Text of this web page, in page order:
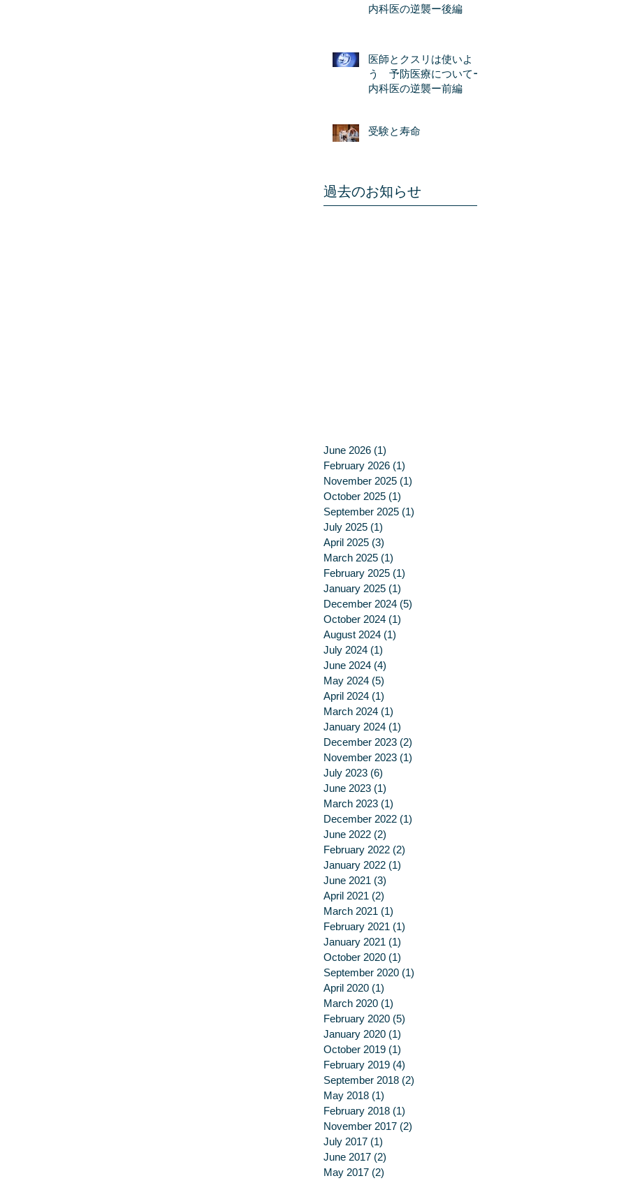
内科医の逆襲ー後編
医師とクスリは使いよ
う 予防医療についてー
内科医の逆襲ー前編
受験と寿命
過去のお知らせ
June 2026 (1)
February 2026 (1)
November 2025 (1)
October 2025 (1)
September 2025 (1)
July 2025 (1)
April 2025 (3)
March 2025 (1)
February 2025 (1)
January 2025 (1)
December 2024 (5)
October 2024 (1)
August 2024 (1)
July 2024 (1)
June 2024 (4)
May 2024 (5)
April 2024 (1)
March 2024 (1)
January 2024 (1)
December 2023 (2)
November 2023 (1)
July 2023 (6)
June 2023 (1)
March 2023 (1)
December 2022 (1)
June 2022 (2)
February 2022 (2)
January 2022 (1)
June 2021 (3)
April 2021 (2)
March 2021 (1)
February 2021 (1)
January 2021 (1)
October 2020 (1)
September 2020 (1)
April 2020 (1)
March 2020 (1)
February 2020 (5)
January 2020 (1)
October 2019 (1)
February 2019 (4)
September 2018 (2)
May 2018 (1)
February 2018 (1)
November 2017 (2)
July 2017 (1)
June 2017 (2)
May 2017 (2)